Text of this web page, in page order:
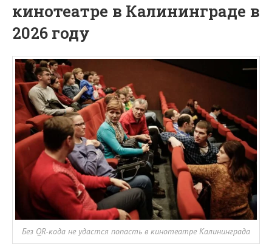
кинотеатре в Калининграде в
2026 году
Без QR-кода не удастся попасть в кинотеатре Калининграда